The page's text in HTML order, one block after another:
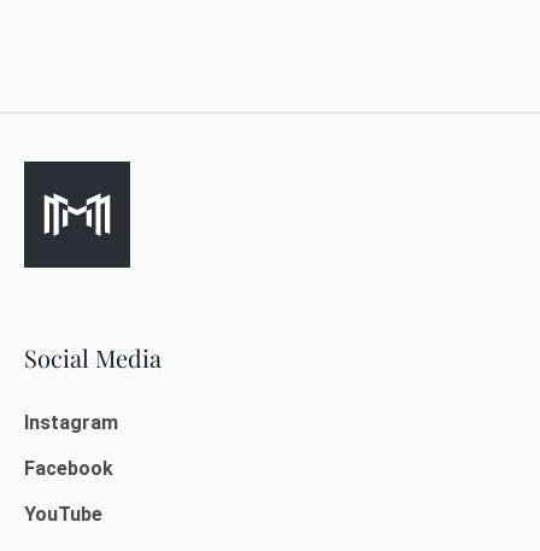
Social Media
Instagram
Facebook
YouTube